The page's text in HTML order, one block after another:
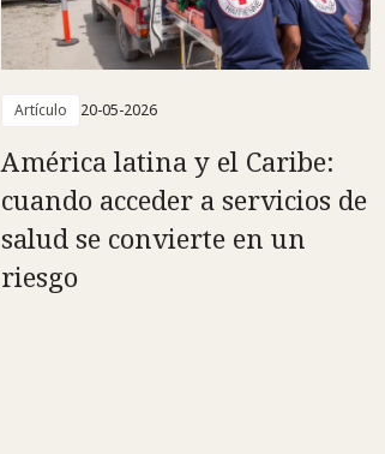
Artículo 20-05-2026
América latina y el Caribe:
cuando acceder a servicios de
salud se convierte en un
riesgo